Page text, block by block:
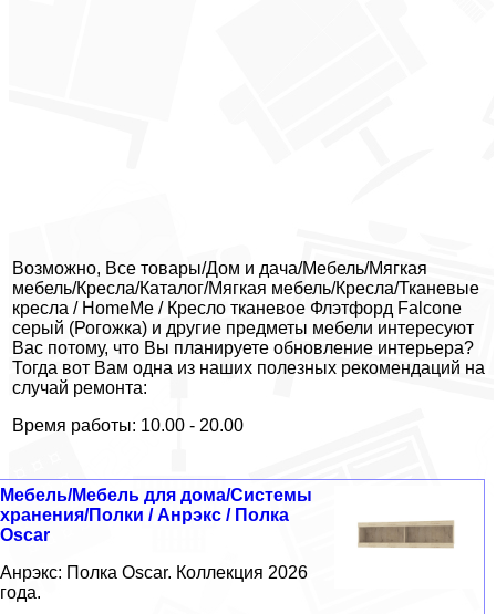
Возможно, Все товары/Дом и дача/Мебель/Мягкая
мебель/Кресла/Каталог/Мягкая мебель/Кресла/Тканевые
кресла / HomeMe / Кресло тканевое Флэтфорд Falcone
серый (Рогожка) и другие предметы мебели интересуют
Вас потому, что Вы планируете обновление интерьера?
Тогда вот Вам одна из наших полезных рекомендаций на
случай ремонта:
Время работы: 10.00 - 20.00
Мебель/Мебель для дома/Системы
хранения/Полки / Анрэкс / Полка
Oscar
Анрэкс: Полка Oscar. Коллекция 2026
года.